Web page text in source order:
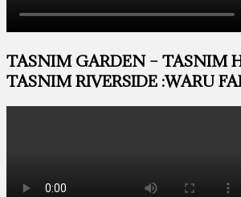
TASNIM GARDEN – TASNIM
TASNIM RIVERSIDE :WARU